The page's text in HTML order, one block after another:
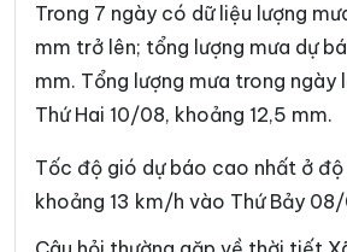
Phường Thượng Cát Phường
Phường Tùng Thiện Phường
Phường Văn Miếu – Quốc
Phường Vĩnh Hưng Phường
Phường Xuân Đỉnh Phường
Trong 7 ngày có dữ liệu lượng
mm trở lên; tổng lượng mưa dự
mm. Tổng lượng mưa trong ngày
Thứ Hai 10/08, khoảng 12,5 mm.
Tốc độ gió dự báo cao nhất ở độ
khoảng 13 km/h vào Thứ Bảy